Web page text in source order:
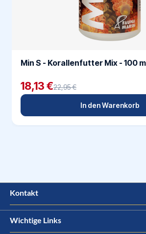
Min S - Korallenfutter Mix - 100
18,13 €22,95 €
In den Warenkorb
Kontakt
Wichtige Links